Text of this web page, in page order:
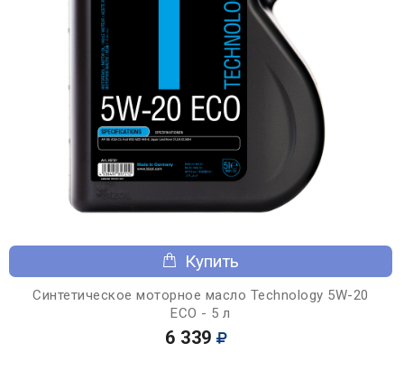
Купить
Синтетическое моторное масло Technology 5W-20
ECO - 5 л
6 339